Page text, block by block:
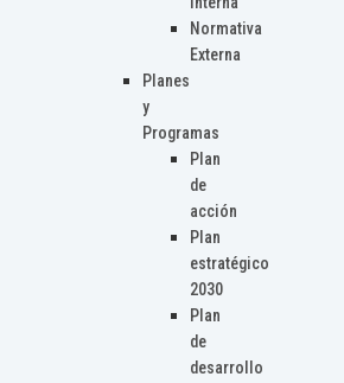
Normativa
Externa
Planes
y
Programas
Plan
de
acción
Plan
estratégico
2030
Plan
de
desarrollo